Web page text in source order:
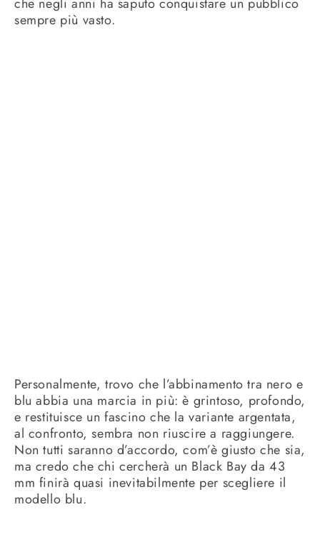
che negli anni ha saputo conquistare un pubblico
sempre più vasto.
Personalmente, trovo che l’abbinamento tra nero e
blu abbia una marcia in più: è grintoso, profondo,
e restituisce un fascino che la variante argentata,
al confronto, sembra non riuscire a raggiungere.
Non tutti saranno d’accordo, com’è giusto che sia,
ma credo che chi cercherà un Black Bay da 43
mm finirà quasi inevitabilmente per scegliere il
modello blu.